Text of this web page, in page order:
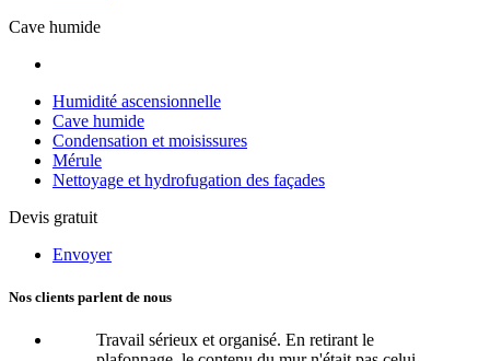
Cave humide
Humidité ascensionnelle
Cave humide
Condensation et moisissures
Mérule
Nettoyage et hydrofugation des façades
Devis gratuit
Envoyer
Nos clients parlent de nous
Travail sérieux et organisé. En retirant le